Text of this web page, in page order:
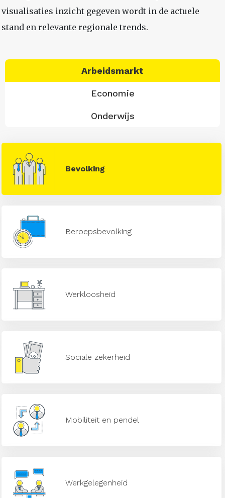
visualisaties inzicht gegeven wordt in de actuele
stand en relevante regionale trends.
Arbeidsmarkt
Economie
Onderwijs
Bevolking
Beroepsbevolking
Werkloosheid
Sociale zekerheid
Mobiliteit en pendel
Werkgelegenheid